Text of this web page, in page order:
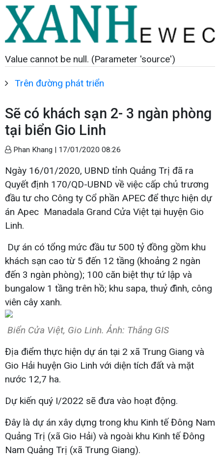
Value cannot be null. (Parameter 'source')
Trên đường phát triển
Sẽ có khách sạn 2- 3 ngàn phòng
tại biển Gio Linh
Phan Khang | 17/01/2020 08:26
Ngày 16/01/2020, UBND tỉnh Quảng Trị đã ra
Quyết định 170/QD-UBND về việc cấp chủ trương
đầu tư cho Công ty Cổ phần APEC để thực hiện dự
án Apec Manadala Grand Cửa Việt tại huyện Gio
Linh.
Dự án có tổng mức đầu tư 500 tỷ đồng gồm khu
khách sạn cao từ 5 đến 12 tầng (khoảng 2 ngàn
đến 3 ngàn phòng); 100 căn biệt thự tứ lập và
bungalow 1 tầng trên hồ; khu sapa, thuỷ đình, công
viên cây xanh.
Biển Cửa Việt, Gio Linh. Ảnh: Thắng GIS
Địa điểm thực hiện dự án tại 2 xã Trung Giang và
Gio Hải huyện Gio Linh với diện tích đất và mặt
nước 12,7 ha.
Dự kiến quý I/2022 sẽ đưa vào hoạt động.
Đây là dự án xây dựng trong khu Kinh tế Đông Nam
Quảng Trị (xã Gio Hải) và ngoài khu Kinh tế Đông
Nam Quảng Trị (xã Trung Giang).